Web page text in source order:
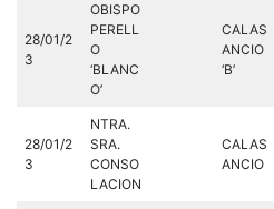
28/01/2
3
OBISPO
PERELL
O
‘BLANC
O’
CALAS
ANCIO
‘B’
28/01/2
3
NTRA.
SRA.
CONSO
LACION
CALAS
ANCIO